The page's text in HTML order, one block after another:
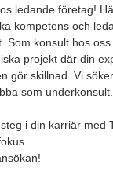
ledande företag!
kompetens och
Som konsult hos
projekt där din
gör skillnad. Vi
som underkonsult.
i din karriär med